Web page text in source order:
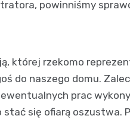
powinniśmy
której rzekomo
do naszego domu.
prac
się ofiarą oszustwa.